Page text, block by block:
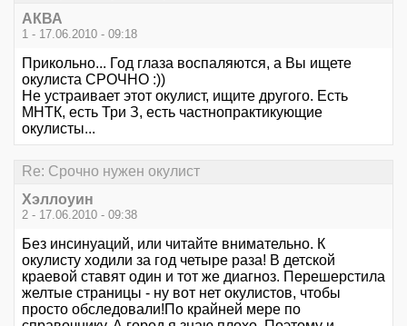
АКВА
1 - 17.06.2010 - 09:18
Прикольно... Год глаза воспаляются, а Вы ищете
окулиста СРОЧНО :))
Не устраивает этот окулист, ищите другого. Есть
МНТК, есть Три З, есть частнопрактикующие
окулисты...
Re: Срочно нужен окулист
Хэллоуин
2 - 17.06.2010 - 09:38
Без инсинуаций, или читайте внимательно. К
окулисту ходили за год четыре раза! В детской
краевой ставят один и тот же диагноз. Перешерстила
желтые страницы - ну вот нет окулистов, чтобы
просто обследовали!По крайней мере по